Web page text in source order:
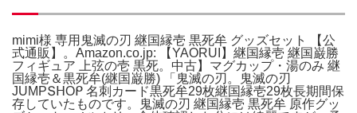
mimi様 専用鬼滅の刃 継国縁壱 黒死牟 グッズセット 【公
式通販】。Amazon.co.jp: 【YAORUI】継国縁壱 継国巌勝
フィギュア 上弦の壱 黒死。中古】マグカップ・湯のみ 継
国縁壱＆黒死牟(継国巌勝) 「鬼滅の刃。鬼滅の刃
JUMPՏᕼOᑭ 名刺カード黒死牟29枚継国縁壱29枚長期間保
存していたものです。鬼滅の刃 継国縁壱 黒死牟 原作グッ